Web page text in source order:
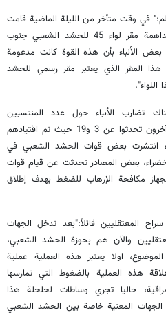
في وقت متأخر من الليلة الماضية قامت
قوة تابعة لجهاز مكافحة الإرهاب بمداهمة مقر لواء 45 للحشد الشعبي جنوب
الأنباء بأن هذه القوة كانت مدعومة
هذا المقر الذي يعتبر مقر رسمي للحشد
تضارب الأنباء حول عدد المنتسبين
المعتقليين، بعضها تحدثت عن 13 وآخرون تحدثوا عن 3 و19 حيث تم اقتيادهم
انتشرت بعض قوات الحشد الشعبي في
بعض المصادر تحدثت عن قيام قوات
مكافحة الإرهاب للضغط بهدف إطلاق
المعتقليين قائلاً:"بعد تدخل الجهات
والآن هم بحوزة الحشد الشعبي،
اولا يعتبر هذه العملية عملية
هذه العملية بالضغوط التي تمارسها
حاليا تجري وساطات لحلحلة هذا
الجهات المعنية خاصة بين الحشد الشعبي